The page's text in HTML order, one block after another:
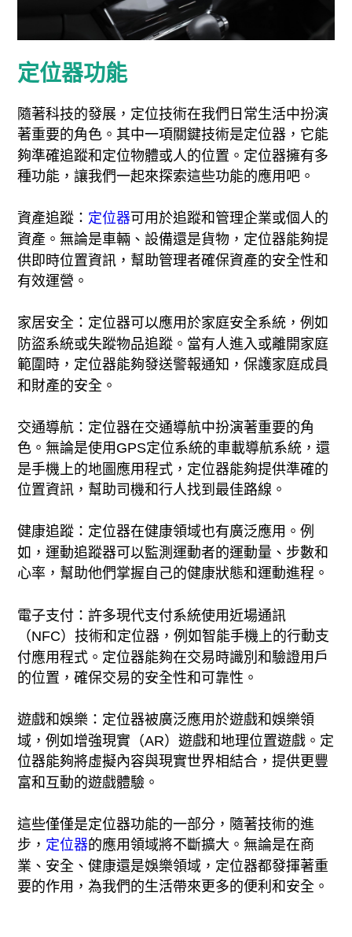
定位器功能
隨著科技的發展，定位技術在我們日常生活中扮演
著重要的角色。其中一項關鍵技術是定位器，它能
夠準確追蹤和定位物體或人的位置。定位器擁有多
種功能，讓我們一起來探索這些功能的應用吧。
資產追蹤： 定位器可用於追蹤和管理企業或個人的
資產。無論是車輛、設備還是貨物，定位器能夠提
供即時位置資訊，幫助管理者確保資產的安全性和
有效運營。
家居安全：定位器可以應用於家庭安全系統，例如
防盜系統或失蹤物品追蹤。當有人進入或離開家庭
範圍時，定位器能夠發送警報通知，保護家庭成員
和財產的安全。
交通導航：定位器在交通導航中扮演著重要的角
色。無論是使用GPS定位系統的車載導航系統，還
是手機上的地圖應用程式，定位器能夠提供準確的
位置資訊，幫助司機和行人找到最佳路線。
健康追蹤：定位器在健康領域也有廣泛應用。例
如，運動追蹤器可以監測運動者的運動量、步數和
心率，幫助他們掌握自己的健康狀態和運動進程。
電子支付：許多現代支付系統使用近場通訊
（NFC）技術和定位器，例如智能手機上的行動支
付應用程式。定位器能夠在交易時識別和驗證用戶
的位置，確保交易的安全性和可靠性。
遊戲和娛樂：定位器被廣泛應用於遊戲和娛樂領
域，例如增強現實（AR）遊戲和地理位置遊戲。定
位器能夠將虛擬內容與現實世界相結合，提供更豐
富和互動的遊戲體驗。
這些僅僅是定位器功能的一部分，隨著技術的進
步， 定位器的應用領域將不斷擴大。無論是在商
業、安全、健康還是娛樂領域，定位器都發揮著重
要的作用，為我們的生活帶來更多的便利和安全。